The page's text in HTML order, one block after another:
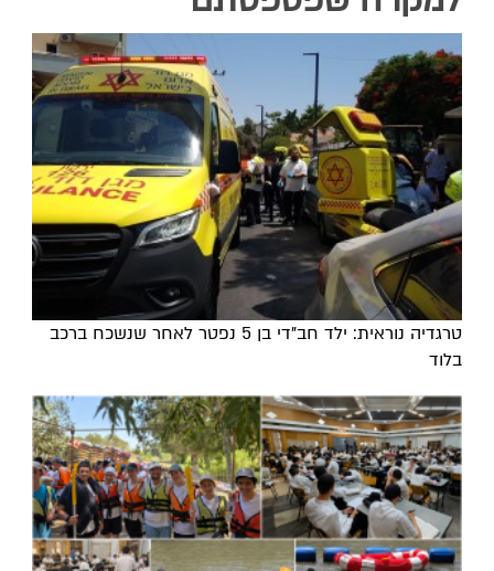
טרגדיה נוראית: ילד חב"די בן 5 נפטר לאחר שנשכח ברכב
בלוד